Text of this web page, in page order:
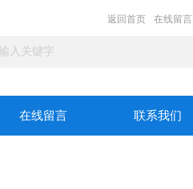
返回首页 在线留言
在线留言 联系我们